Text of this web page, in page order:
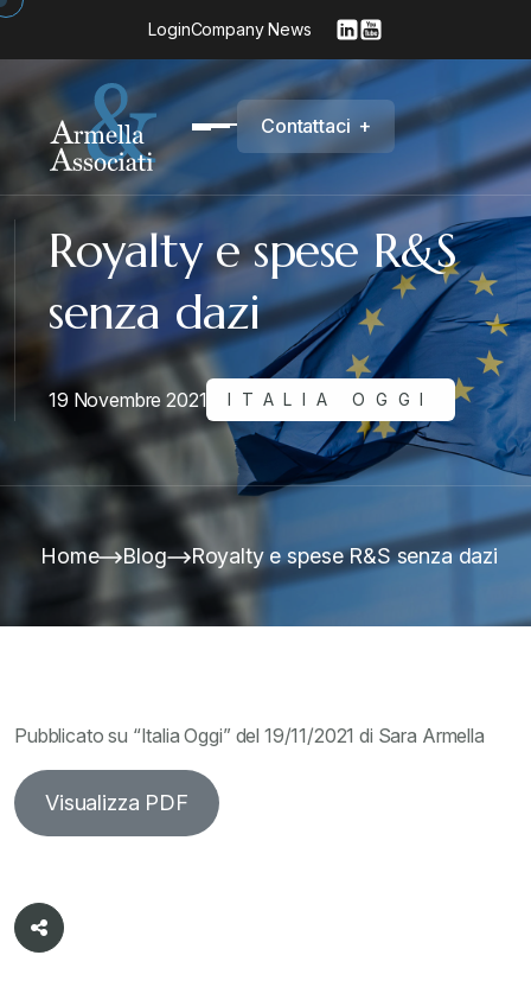
LoginCompany News
Contattaci +
Royalty e spese R&S
senza dazi
19 Novembre 2021 ITALIA OGGI
Home Blog Royalty e spese R&S senza dazi
Pubblicato su “Italia Oggi” del 19/11/2021 di Sara Armella
Visualizza PDF